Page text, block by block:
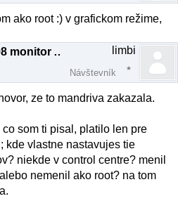
ako root :) v grafickom režime,
Re: Mandriva 2008 monitor ACER x223w
limbi
Návštevník
ze to mandriva zakazala.
som ti pisal, platilo len pre
kde vlastne nastavujes tie
niekde v control centre? menil
nemenil ako root? na tom